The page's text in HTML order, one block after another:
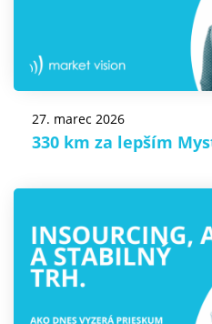
27. marec 2026
330 km za lepším